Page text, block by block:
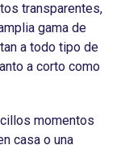
transparentes,
gama de
a todo tipo de
a corto como
momentos
casa o una